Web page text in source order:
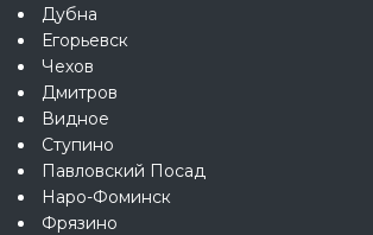
Дубна
Егорьевск
Чехов
Дмитров
Видное
Ступино
Павловский Посад
Наро-Фоминск
Фрязино